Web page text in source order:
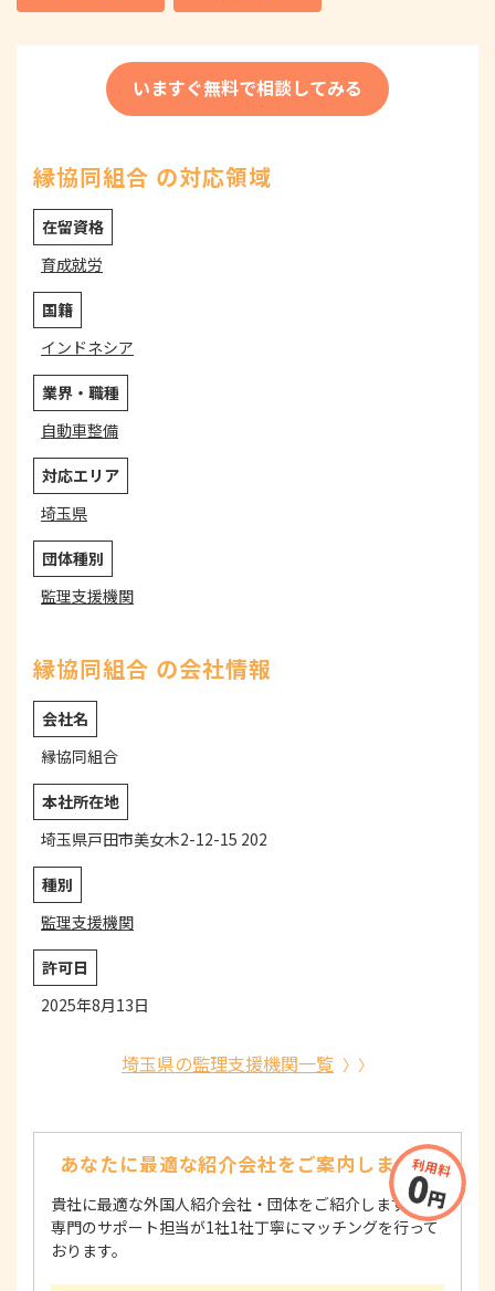
いますぐ無料で相談してみる
縁協同組合 の対応領域
在留資格
育成就労
国籍
インドネシア
業界・職種
自動車整備
対応エリア
埼玉県
団体種別
監理支援機関
縁協同組合 の会社情報
会社名
縁協同組合
本社所在地
埼玉県戸田市美女木2-12-15 202
種別
監理支援機関
許可日
2025年8月13日
埼玉県の監理支援機関一覧
あなたに最適な紹介会社をご案内します！
貴社に最適な外国人紹介会社・団体をご紹介します！
専門のサポート担当が1社1社丁寧にマッチングを行って
おります。